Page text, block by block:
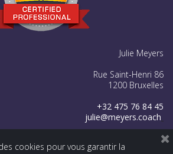
Julie Meyers
Rue Saint-Henri 86
1200 Bruxelles
+32 475 76 84 45
julie@meyers.coach
  
cookies pour vous garantir la